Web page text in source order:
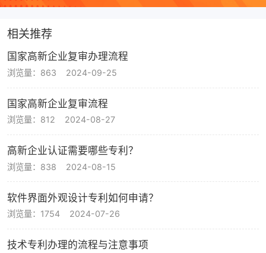
相关推荐
国家高新企业复审办理流程
浏览量：863 2024-09-25
国家高新企业复审流程
浏览量：812 2024-08-27
高新企业认证需要哪些专利？
浏览量：838 2024-08-15
软件界面外观设计专利如何申请？
浏览量：1754 2024-07-26
技术专利办理的流程与注意事项